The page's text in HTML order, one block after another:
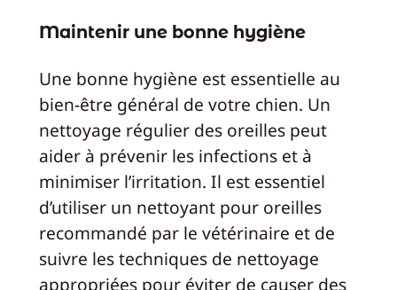
Maintenir une bonne hygiène
Une bonne hygiène est essentielle au
bien-être général de votre chien. Un
nettoyage régulier des oreilles peut
aider à prévenir les infections et à
minimiser l’irritation. Il est essentiel
d’utiliser un nettoyant pour oreilles
recommandé par le vétérinaire et de
suivre les techniques de nettoyage
appropriées pour éviter de causer des